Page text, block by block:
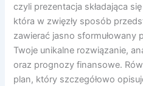
czyli prezentacja składająca
która w zwięzły sposób
zawierać jasno sformułowany
Twoje unikalne rozwiązanie,
oraz prognozy finansowe.
plan, który szczegółowo